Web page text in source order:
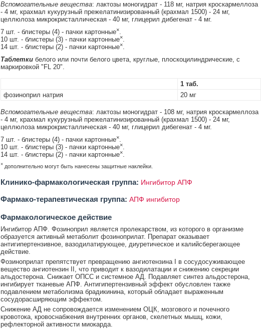
Вспомогательные вещества: лактозы моногидрат - 118 мг, натрия кроскармеллоза
- 4 мг, крахмал кукурузный прежелатинизированный (крахмал 1500) - 24 мг,
целлюлоза микрокристаллическая - 40 мг, глицерил дибегенат - 4 мг.
7 шт. - блистеры (4) - пачки картонные×.
10 шт. - блистеры (3) - пачки картонные×.
14 шт. - блистеры (2) - пачки картонные×.
Таблеткибелого или почти белого цвета, круглые, плоскоцилиндрические, с
маркировкой "FL 20".
1 таб.
фозиноприл натрия
20 мг
Вспомогательные вещества: лактозы моногидрат - 108 мг, натрия кроскармеллоза
- 4 мг, крахмал кукурузный прежелатинизированный (крахмал 1500) - 24 мг,
целлюлоза микрокристаллическая - 40 мг, глицерил дибегенат - 4 мг.
7 шт. - блистеры (4) - пачки картонные×.
10 шт. - блистеры (3) - пачки картонные×.
14 шт. - блистеры (2) - пачки картонные×.
×дополнительно могут быть нанесены защитные наклейки.
Клинико-фармакологическая группа: Ингибитор АПФ
Фармако-терапевтическая группа: АПФ ингибитор
Фармакологическое действие
Ингибитор АПФ. Фозиноприл является пролекарством, из которого в организме
образуется активный метаболит фозиноприлат. Препарат оказывает
антигипертензивное, вазодилатирующее, диуретическое и калийсберегающее
действие.
Фозиноприлат препятствует превращению ангиотензина I в сосудосуживающее
вещество ангиотензин II, что приводит к вазодилатации и снижению секреции
альдостерона. Снижает ОПСС и системное АД. Подавляет синтез альдостерона,
ингибирует тканевые АПФ. Антигипертензивный эффект обусловлен также
подавлением метаболизма брадикинина, который обладает выраженным
сосудорасширяющим эффектом.
Снижение АД не сопровождается изменением ОЦК, мозгового и почечного
кровотока, кровоснабжения внутренних органов, скелетных мышц, кожи,
рефлекторной активности миокарда.